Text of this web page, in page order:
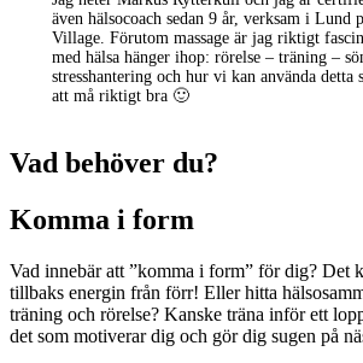
även hälsocoach sedan 9 år, verksam i Lund
Village. Förutom massage är jag riktigt
med hälsa hänger ihop: rörelse – träning –
stresshantering och hur vi kan använda
att må riktigt bra 🙂
Vad behöver du?
Komma i form
Vad innebär att ”komma i form” för dig? Det
tillbaks energin från förr! Eller hitta
träning och rörelse? Kanske träna inför ett
det som motiverar dig och gör dig sugen på